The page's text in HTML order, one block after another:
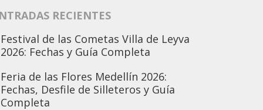
RECIENTES
Festival de las Cometas Villa de Leyva
2026: Fechas y Guía Completa
Feria de las Flores Medellín 2026:
Fechas, Desfile de Silleteros y Guía
Completa